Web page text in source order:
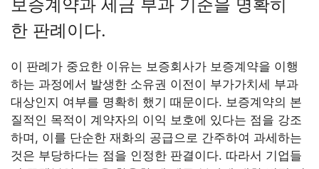
보증계약과 세금 부과 기준을 명확히
한 판례이다.
이 판례가 중요한 이유는 보증회사가 보증계약을 이행
하는 과정에서 발생한 소유권 이전이 부가가치세 부과
대상인지 여부를 명확히 했기 때문이다. 보증계약의 본
질적인 목적이 계약자의 이익 보호에 있다는 점을 강조
하며, 이를 단순한 재화의 공급으로 간주하여 과세하는
것은 부당하다는 점을 인정한 판결이다. 따라서 기업들